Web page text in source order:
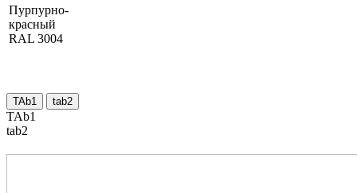
Пурпурно-
красный
RAL 3004
TAb1 tab2
TAb1
tab2